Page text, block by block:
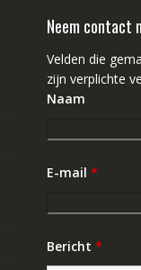
Neem contact
Velden die
zijn verplichte
Naam
E-mail *
Bericht *